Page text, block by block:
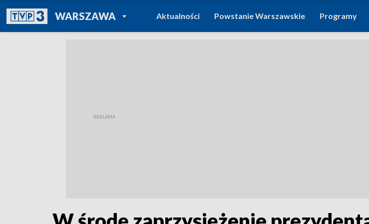
WARSZAWAPOWRÓT DO
TVP REGIONY
Aktualności Powstanie Warszawskie Programy